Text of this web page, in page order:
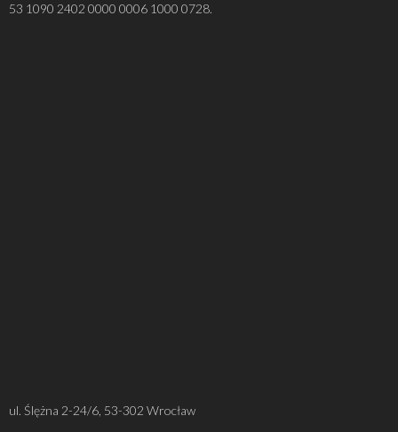
53 1090 2402 0000 0006 1000 0728.
ul. Ślężna 2-24/6, 53-302 Wrocław